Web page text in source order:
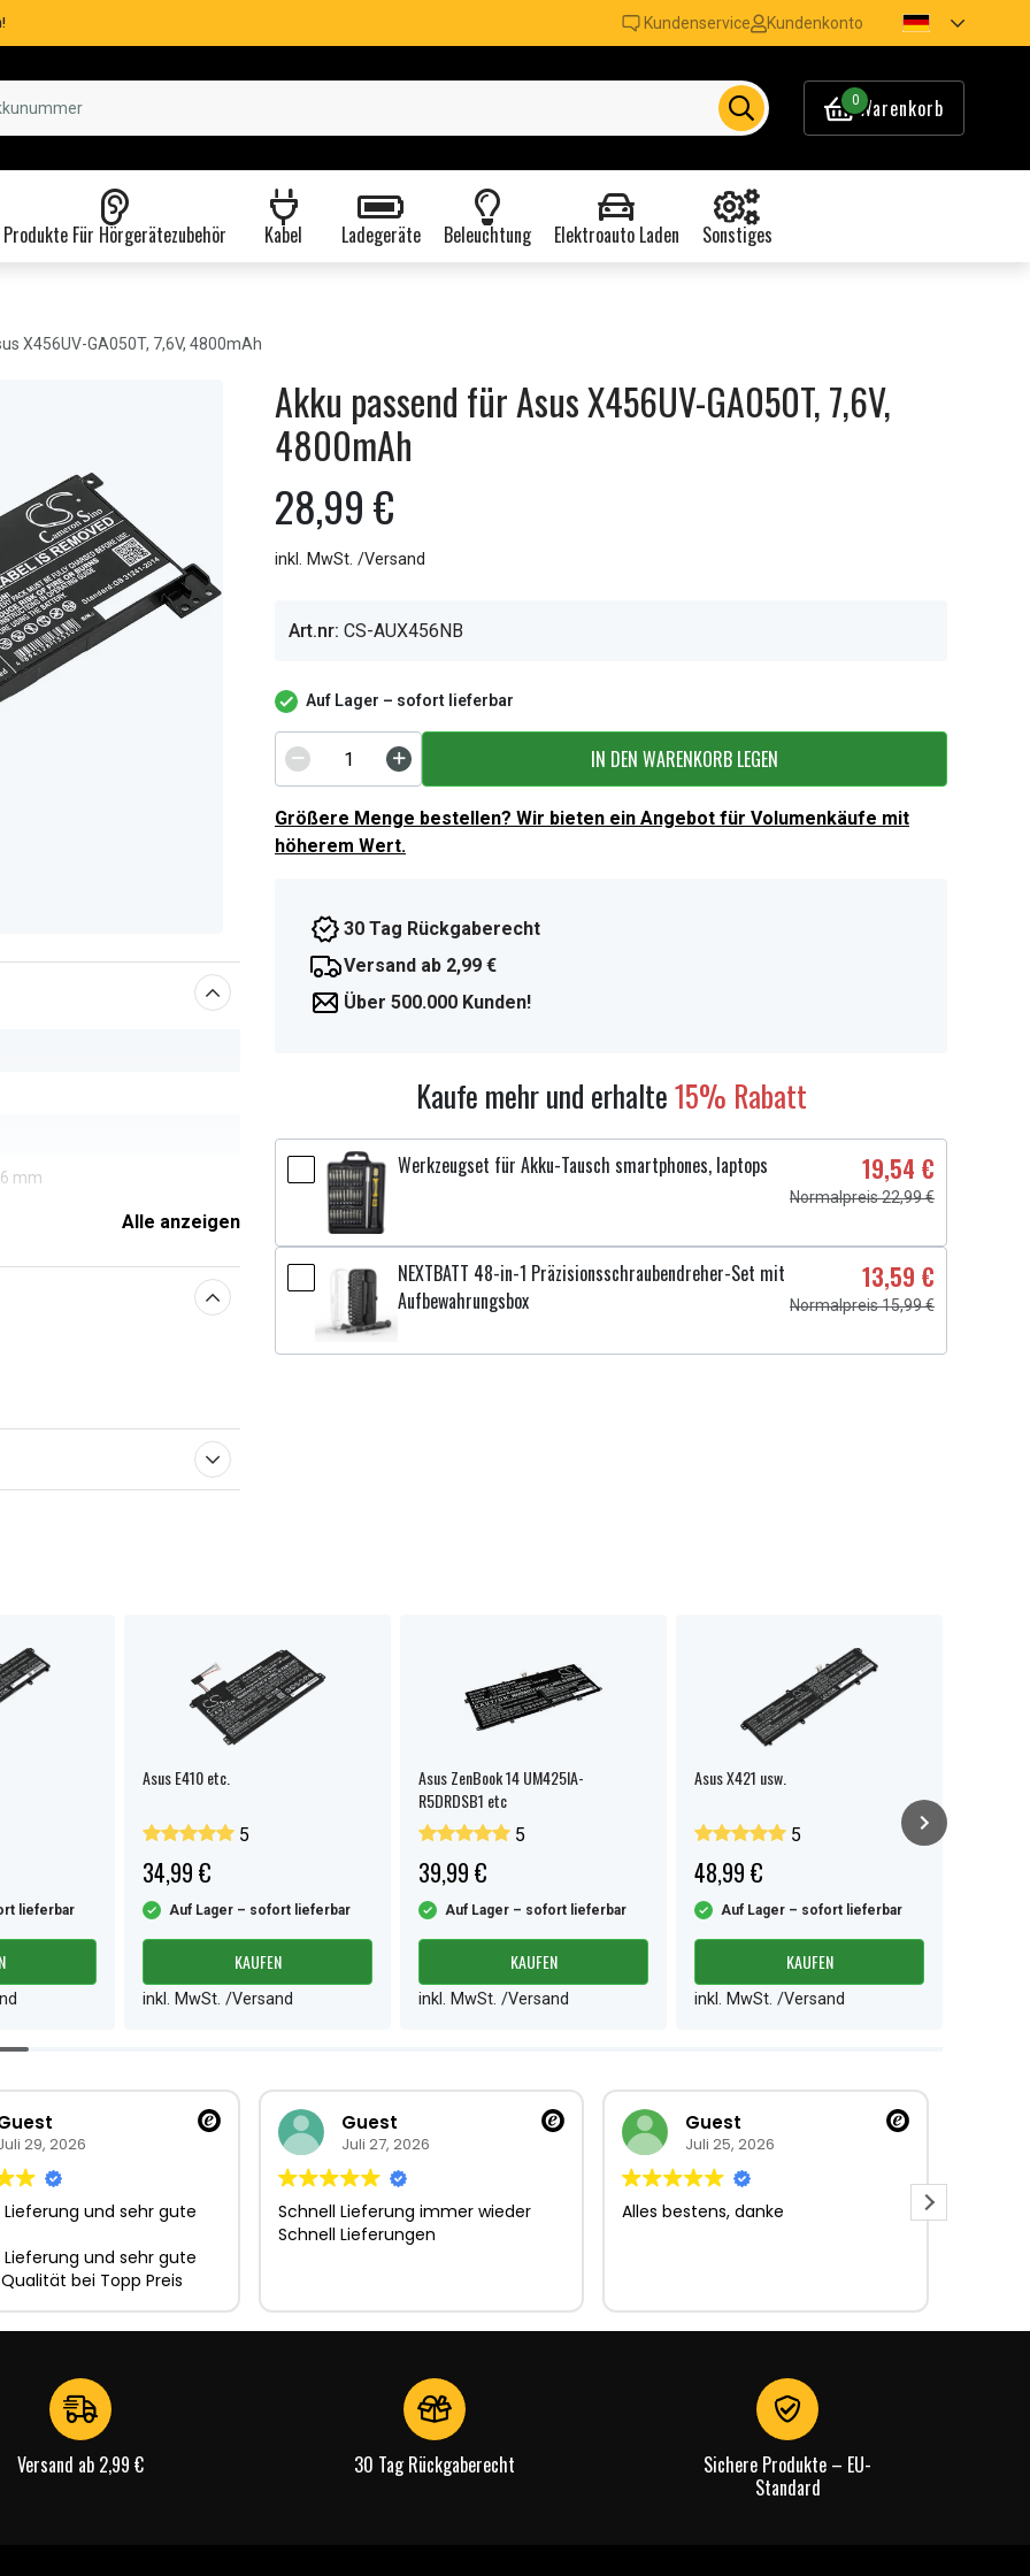
Kundenservice Kundenkonto
0Warenkorb
Produkte Für Hörgerätezubehör Kabel Ladegeräte Beleuchtung Elektroauto Laden Sonstiges
X456UV-GA050T, 7,6V, 4800mAh
mm
Alle anzeigen
Akku passend für Asus X456UV-GA050T, 7,6V,
4800mAh
28,99 €
inkl. MwSt. /Versand
Art.nr: CS-AUX456NB
Auf Lager – sofort lieferbar
IN DEN WARENKORB LEGEN
Größere Menge bestellen? Wir bieten ein Angebot für Volumenkäufe mit
höherem Wert.
30 Tag Rückgaberecht
Versand ab 2,99 €
Über 500.000 Kunden!
Kaufe mehr und erhalte15% Rabatt
Werkzeugset für Akku-Tausch smartphones, laptops 19,54 €
Normalpreis 22,99 €
NEXTBATT 48-in-1 Präzisionsschraubendreher-Set mit
Aufbewahrungsbox
13,59 €
Normalpreis 15,99 €
lieferbar
Asus E410 etc.
5
34,99 €
Auf Lager – sofort lieferbar
KAUFEN
inkl. MwSt. /Versand
Asus ZenBook 14 UM425IA-
R5DRDSB1 etc
5
39,99 €
Auf Lager – sofort lieferbar
KAUFEN
inkl. MwSt. /Versand
Asus X421 usw.
5
48,99 €
Auf Lager – sofort lieferbar
KAUFEN
inkl. MwSt. /Versand
29, 2026
und sehr gute
und sehr gute
bei Topp Preis
Guest
Juli 27, 2026
Schnell Lieferung immer wieder
Schnell Lieferungen
Guest
Juli 25, 2026
Alles bestens, danke
Versand ab 2,99 € 30 Tag Rückgaberecht
Sichere Produkte – EU-
Standard